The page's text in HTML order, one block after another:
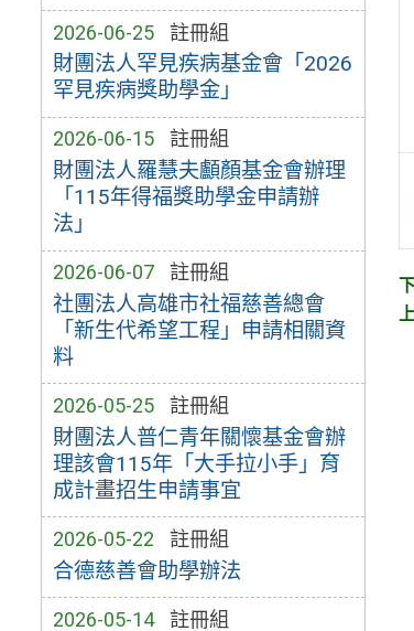
2026-06-25 註冊組
財團法人罕見疾病基金會「2026
罕見疾病獎助學金」
2026-06-15 註冊組
財團法人羅慧夫顱顏基金會辦理
「115年得福獎助學金申請辦
法」
2026-06-07 註冊組
社團法人高雄市社福慈善總會
「新生代希望工程」申請相關資
料
2026-05-25 註冊組
財團法人普仁青年關懷基金會辦
理該會115年「大手拉小手」育
成計畫招生申請事宜
2026-05-22 註冊組
合德慈善會助學辦法
2026-05-14 註冊組